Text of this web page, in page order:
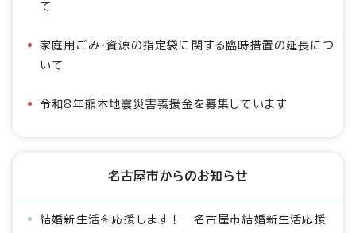
て
家庭用ごみ・資源の指定袋に関する臨時措置の延長につ
いて
令和8年熊本地震災害義援金を募集しています
名古屋市からのお知らせ
結婚新生活を応援します！―名古屋市結婚新生活応援